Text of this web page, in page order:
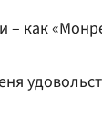
– как